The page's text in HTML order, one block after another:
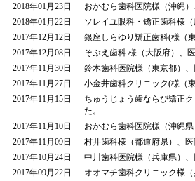
2018年01月23日
おかむら歯科医院様（沖縄
2018年01月22日
ソレイユ眼科・矯正歯科様
2017年12月12日
銀座しらゆり矯正歯科(様（
2017年12月08日
そぶえ歯科 様（大阪府）、
2017年11月30日
鈴木歯科医院様（東京都）
2017年11月27日
小金井歯科クリニック(様（
2017年11月15日
ちゅうじょう歯ならび矯正
た。
2017年11月10日
おかむら歯科医院様（沖縄
2017年11月09日
村井歯科様（都道府県）、医
2017年10月24日
中川歯科医院様（兵庫県）
2017年09月22日
オオマチ歯科クリニック様